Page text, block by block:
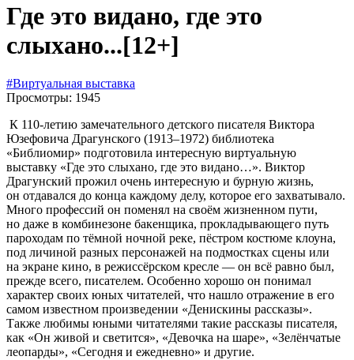
Где это видано, где это
слыхано...[12+]
#Виртуальная выставка
Просмотры: 1945
К 110-летию замечательного детского писателя Виктора
Юзефовича Драгунского (1913–1972) библиотека
«Библиомир» подготовила интересную виртуальную
выставку «Где это слыхано, где это видано…». Виктор
Драгунский прожил очень интересную и бурную жизнь,
он отдавался до конца каждому делу, которое его захватывало.
Много профессий он поменял на своём жизненном пути,
но даже в комбинезоне бакенщика, прокладывающего путь
пароходам по тёмной ночной реке, пёстром костюме клоуна,
под личиной разных персонажей на подмостках сцены или
на экране кино, в режиссёрском кресле — он всё равно был,
прежде всего, писателем. Особенно хорошо он понимал
характер своих юных читателей, что нашло отражение в его
самом известном произведении «Денискины рассказы».
Также любимы юными читателями такие рассказы писателя,
как «Он живой и светится», «Девочка на шаре», «Зелёнчатые
леопарды», «Сегодня и ежедневно» и другие.